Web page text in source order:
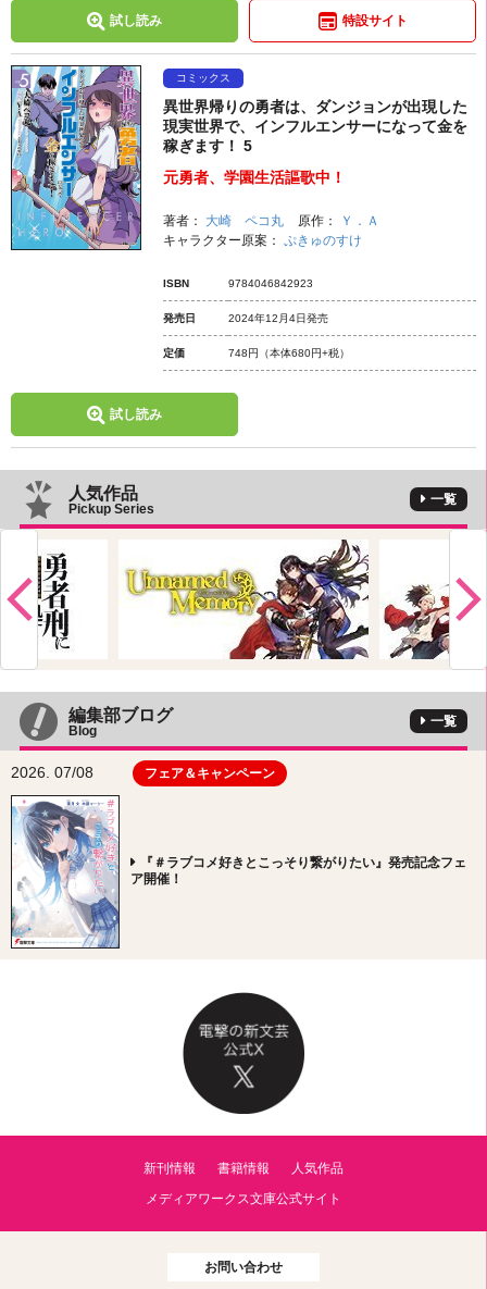
試し読み 特設サイト
コミックス
異世界帰りの勇者は、ダンジョンが出現した
現実世界で、インフルエンサーになって金を
稼ぎます！ 5
元勇者、学園生活謳歌中！
著者： 大崎 ペコ丸 原作：
Ｙ．Ａ
キャラクター原案： ぷきゅのすけ
ISBN 9784046842923
発売日 2024年12月4日発売
定価 748円 （本体680円+税）
試し読み
人気作品
Pickup Series
一覧
編集部ブログ
Blog
一覧
2026. 07/08 フェア＆キャンペーン
『＃ラブコメ好きとこっそり繋がりたい』発売記念フェ
ア開催！
新刊情報 書籍情報
人気作品
メディアワークス文庫公式サイト
お問い合わせ